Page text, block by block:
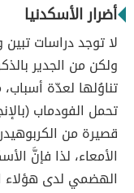
أضرار الأسكدنيا
لا توجد دراسات
ولكن من الجدير
تناوُلها لعدّة
قصيرة من
الأمعاء، لذا فإنَّ
الهضمي لدى هؤلاء